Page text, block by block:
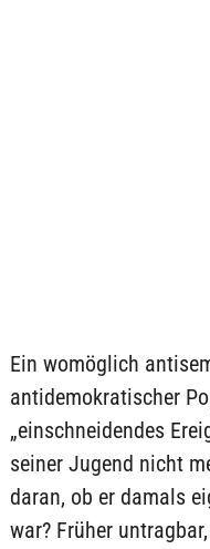
Ein womöglich
antidemokratischer
„einschneidendes
seiner Jugend nicht
daran, ob er damals
war? Früher